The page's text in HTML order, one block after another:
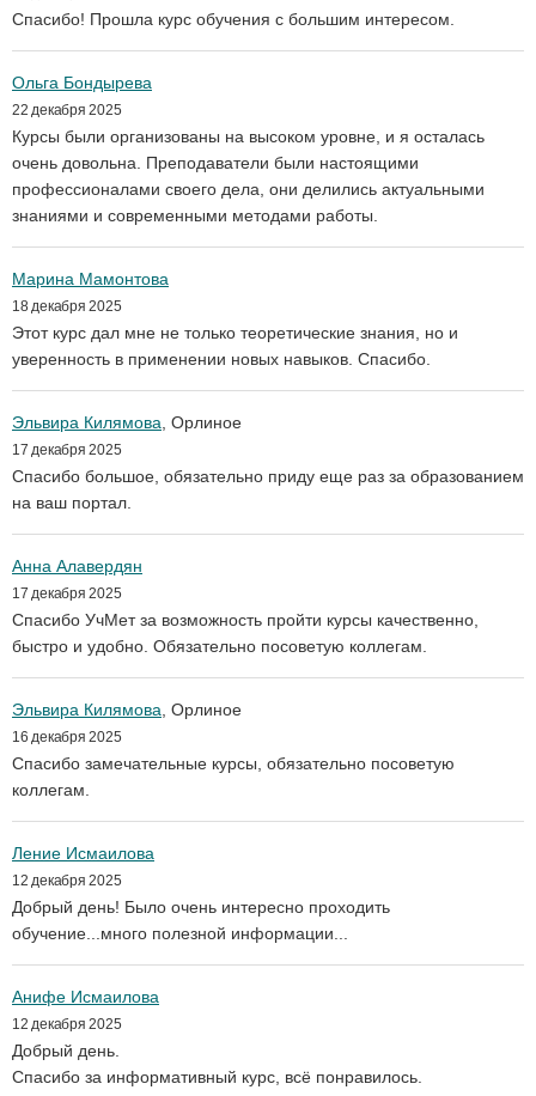
Спасибо! Прошла курс обучения с большим интересом.
Ольга Бондырева
22 декабря 2025
Курсы были организованы на высоком уровне, и я осталась
очень довольна. Преподаватели были настоящими
профессионалами своего дела, они делились актуальными
знаниями и современными методами работы.
Марина Мамонтова
18 декабря 2025
Этот курс дал мне не только теоретические знания, но и
уверенность в применении новых навыков. Спасибо.
Эльвира Килямова , Орлиное
17 декабря 2025
Спасибо большое, обязательно приду еще раз за образованием
на ваш портал.
Анна Алавердян
17 декабря 2025
Спасибо УчМет за возможность пройти курсы качественно,
быстро и удобно. Обязательно посоветую коллегам.
Эльвира Килямова , Орлиное
16 декабря 2025
Спасибо замечательные курсы, обязательно посоветую
коллегам.
Ление Исмаилова
12 декабря 2025
Добрый день! Было очень интересно проходить
обучение...много полезной информации...
Анифе Исмаилова
12 декабря 2025
Добрый день.
Спасибо за информативный курс, всё понравилось.